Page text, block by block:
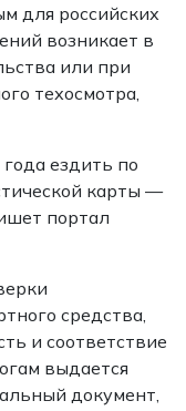
для российских
возникает в
или при
техосмотра,
ездить по
карты —
портал
средства,
и соответствие
выдается
документ,